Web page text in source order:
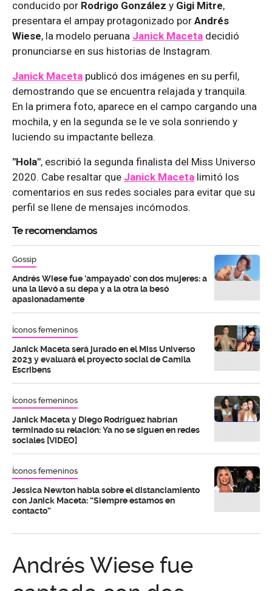
conducido por Rodrigo González y Gigi Mitre,
presentara el ampay protagonizado por Andrés
Wiese, la modelo peruana Janick Maceta decidió
pronunciarse en sus historias de Instagram.
Janick Maceta publicó dos imágenes en su perfil,
demostrando que se encuentra relajada y tranquila.
En la primera foto, aparece en el campo cargando una
mochila, y en la segunda se le ve sola sonriendo y
luciendo su impactante belleza.
"Hola", escribió la segunda finalista del Miss Universo
2020. Cabe resaltar que Janick Maceta limitó los
comentarios en sus redes sociales para evitar que su
perfil se llene de mensajes incómodos.
Te recomendamos
Gossip
Andrés Wiese fue 'ampayado' con dos mujeres: a
una la llevó a su depa y a la otra la besó
apasionadamente
Íconos femeninos
Janick Maceta será jurado en el Miss Universo
2023 y evaluará el proyecto social de Camila
Escribens
Íconos femeninos
Janick Maceta y Diego Rodríguez habrían
terminado su relación: Ya no se siguen en redes
sociales [VIDEO]
Íconos femeninos
Jessica Newton habla sobre el distanciamiento
con Janick Maceta: “Siempre estamos en
contacto”
Andrés Wiese fue